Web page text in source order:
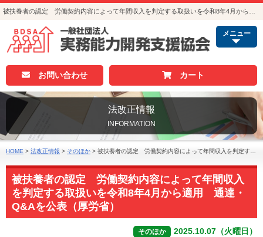
メニュー
お問い合わせ カート
法改正情報
INFORMATION
HOME > 法改正情報 > そのほか > 被扶養者の認定 労働契約内容によって年間収入を判定する取扱いを令和8年4月から適用 通達・Q&Aを公表（厚労省）
被扶養者の認定 労働契約内容によって年間収入
を判定する取扱いを令和8年4月から適用 通達・
Q&Aを公表（厚労省）
そのほか 2025.10.07（火曜日）